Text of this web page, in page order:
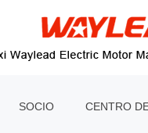
SOCIO CENTRO